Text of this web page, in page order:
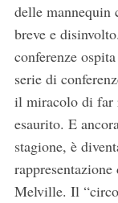
delle mannequin
breve e
conferenze
serie di
il miracolo di far
esaurito. E
stagione, è
Melville. Il
S
e
a
r